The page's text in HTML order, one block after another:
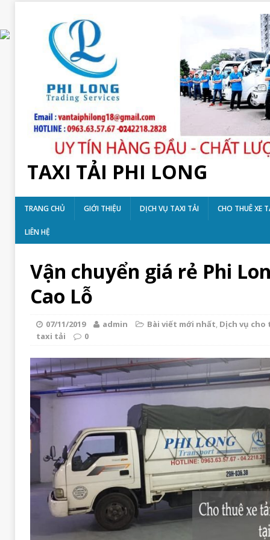
TAXI TẢI PHI LONG
TRANG CHỦ GIỚI THIỆU DỊCH VỤ TAXI TẢI CHO THUÊ XE
LIÊN HỆ
Vận chuyển giá rẻ Phi
Cao Lỗ
07/11/2019 admin Bài viết mới nhất, Dịch vụ cho
taxi tải
0